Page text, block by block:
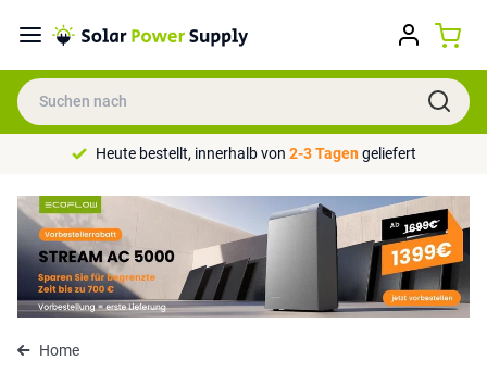
Heute bestellt, innerhalb von 2-3 Tagengeliefert
Home